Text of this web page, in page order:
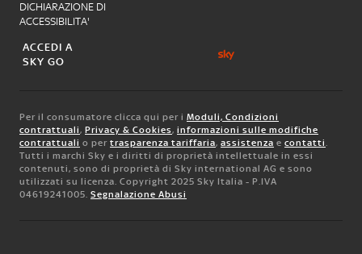
DICHIARAZIONE DI
ACCESSIBILITA'
ACCEDI A
SKY GO
Per il consumatore clicca qui per i Moduli, Condizioni
contrattuali, Privacy & Cookies, informazioni sulle modifiche
contrattuali o per trasparenza tariffaria, assistenza e contatti.
Tutti i marchi Sky e i diritti di proprietà intellettuale in essi
contenuti, sono di proprietà di Sky international AG e sono
utilizzati su licenza. Copyright 2025 Sky Italia - P.IVA
04619241005. Segnalazione Abusi